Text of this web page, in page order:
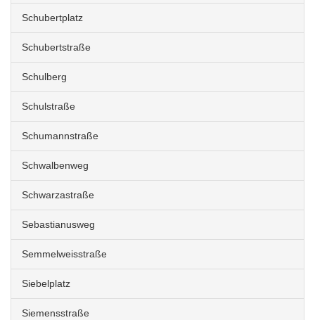
Schubertplatz
Schubertstraße
Schulberg
Schulstraße
Schumannstraße
Schwalbenweg
Schwarzastraße
Sebastianusweg
Semmelweisstraße
Siebelplatz
Siemensstraße